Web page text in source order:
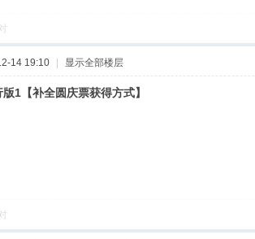
14 19:10 | 显示全部楼层
1【补全圆庆票获得方式】